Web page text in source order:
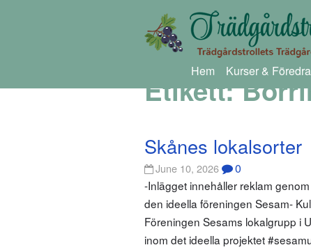
Hem Kurser &
Etikett:
Skånes lokalsorter
June 10, 2026 0
-Inlägget innehåller reklam
den ideella föreningen Sesam-
Föreningen Sesams lokalgrupp i
inom det ideella projektet